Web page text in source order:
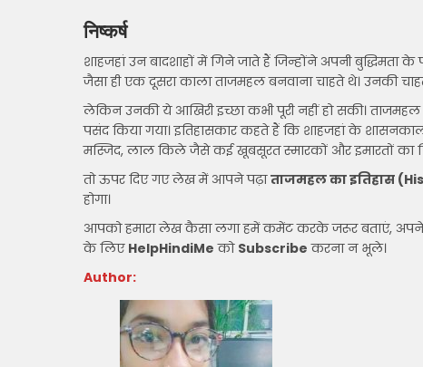
निष्कर्ष
शाहजहां उन बादशाहों में गिने जाते हैं जिन्होंने अपनी बुद्धिमता
जैसा ही एक दूसरा काला ताजमहल बनवाना चाहते थे। उनकी
लेकिन उनकी ये आखिरी इच्छा कभी पूरी नहीं हो सकी।
पसंद किया गया। इतिहासकार कहते हैं कि शाहजहां के
मस्जिद, लाल किले जैसे कई खूबसूरत स्मारकों और इमारतों का
तो ऊपर दिए गए लेख में आपने पढ़ाताजमहल का इतिहास
होगा।
आपको हमारा लेख कैसा लगा हमें कमेंट करके जरूर बताएं,
के लिए HelpHindiMe को Subscribe करना न भूले।
Author: